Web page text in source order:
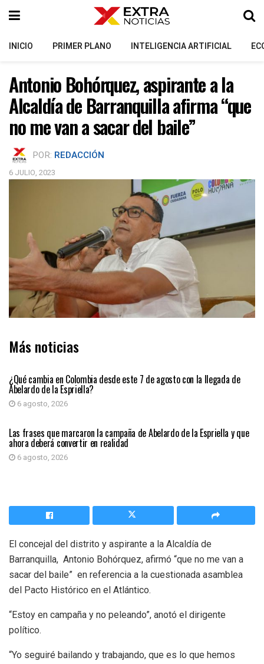
INICIO PRIMER PLANO INTELIGENCIA ARTIFICIAL
Antonio Bohórquez, aspirante a la
Alcaldía de Barranquilla afirma “que
no me van a sacar del baile”
POR: REDACCIÓN
6 JULIO, 2023
Más noticias
¿Qué cambia en Colombia desde este 7 de agosto con la llegada de
Abelardo de la Espriella?
6 agosto, 2026
PRIMER PLANO
Las frases que marcaron la campaña de Abelardo de la Espriella y que
ahora deberá convertir en realidad
6 agosto, 2026
El concejal del distrito y aspirante a la Alcaldía de
Barranquilla, Antonio Bohórquez, afirmó “que no me van a
sacar del baile” en referencia a la cuestionada asamblea
del Pacto Histórico en el Atlántico.
“Estoy en campaña y no peleando”, anotó el dirigente
político.
“Yo seguiré bailando y trabajando, que es lo que hemos